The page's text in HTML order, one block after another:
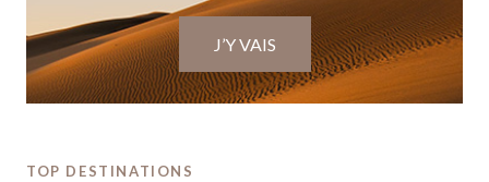
J’Y VAIS
TOP DESTINATIONS